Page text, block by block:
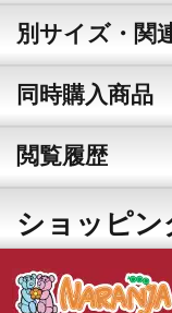
別サイズ・関
同時購入商品
閲覧履歴
ショッピ